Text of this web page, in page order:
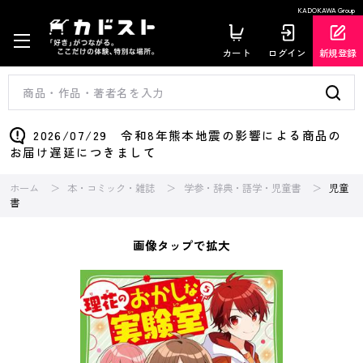
KADOKAWA Group
カート ログイン 新規登録
2026/07/29 令和8年熊本地震の影響による商品の
お届け遅延につきまして
ホーム 本・コミック・雑誌 学参・辞典・語学・児童書
児童
書
画像タップで拡大